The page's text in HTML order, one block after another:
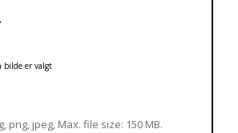
png, jpeg, Max. file size: 150 MB.